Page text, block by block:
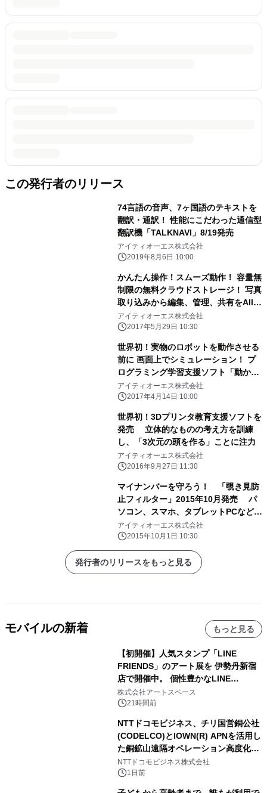
この発行者のリリース
74言語の音声、7ヶ国語のテキストを
翻訳・通訳！ 性能にこだわった通信型
翻訳機「TALKNAVI」8/19発売
アイティオーエス株式会社
2019年8月6日 10:00
かんたん操作！スムーズ動作！ 容量無
制限の無料クラウドストレージ！ 写真
取り込みから編集、管理、共有をAll-
in-One対応 「Zoner Photo Studio
18」を発売
アイティオーエス株式会社
2017年5月29日 10:30
世界初！実物のロボットを動作させる
前に 画面上でシミュレーション！ プ
ログラミング学習支援ソフト「動かし
てみよう！」発売
アイティオーエス株式会社
2017年4月14日 10:00
世界初！3Dプリンタ教育支援ソフトを
発売 立体的なものの考え方を訓練
し、「3次元の頭を作る」ことに注力
アイティオーエス株式会社
2016年9月27日 11:30
マイナンバーを守ろう！ 「覗き見防
止フィルター」2015年10月発売 パ
ソコン、スマホ、タブレットPCなどか
らの番号流出・悪用を防ぐ
アイティオーエス株式会社
2015年10月1日 10:30
発行者のリリースをもっと見る
モバイルの新着 もっと見る
【初開催】人気スタンプ「LINE
FRIENDS」のアート展を 伊勢丹新宿
店で開催中。 個性豊かなLINE
FRIENDSの仲間たちが インテリアア
ートとして新たな魅力を発信。
株式会社アートスペース
21時間前
NTTドコモビジネス、チリ国営銅公社
(CODELCO)とIOWN(R) APNを活用し
た銅鉱山遠隔オペレーション高度化に
向けた調査・実証を開始
NTTドコモビジネス株式会社
1日前